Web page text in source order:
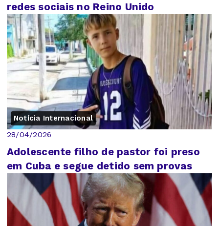
redes sociais no Reino Unido
Notícia Internacional
28/04/2026
Adolescente filho de pastor foi preso
em Cuba e segue detido sem provas